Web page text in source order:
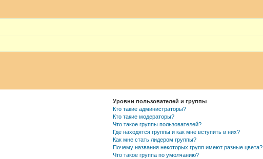
Уровни пользователей и группы
Кто такие администраторы?
Кто такие модераторы?
Что такое группы пользователей?
Где находятся группы и как мне вступить в них?
Как мне стать лидером группы?
Почему названия некоторых групп имеют разные цвета?
Что такое группа по умолчанию?